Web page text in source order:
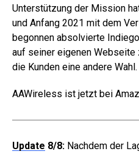
Unterstützung der Mission
und Anfang 2021 mit dem
begonnen absolvierte
auf seiner eigenen
die Kunden eine andere Wahl.
AAWireless ist jetzt bei
Update 8/8: Nachdem der